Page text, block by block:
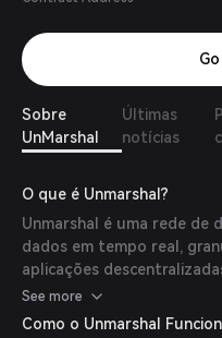
Sobre
UnMarshal
Últimas
notícias
O que é Unmarshal?
Unmarshal é uma rede de
dados em tempo real,
aplicações
Metaverso e soluções
incluindo Ethereum,
See more
Como o Unmarshal